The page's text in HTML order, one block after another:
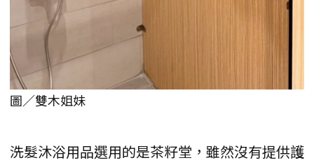
圖／雙木姐妹
洗髮沐浴用品選用的是茶籽堂，雖然沒有提供護